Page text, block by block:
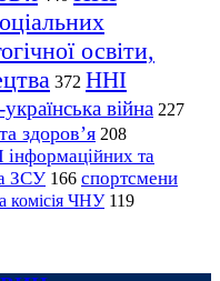
освіти,
372 ННІ
війна 227
здоров’я 208
інформаційних та
ЗСУ 166 спортсмени
комісія ЧНУ 119